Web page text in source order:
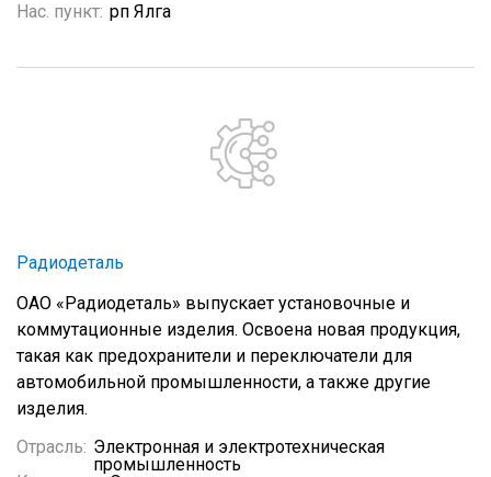
Нас. пункт: рп Ялга
Радиодеталь
ОАО «Радиодеталь» выпускает установочные и
коммутационные изделия. Освоена новая продукция,
такая как предохранители и переключатели для
автомобильной промышленности, а также другие
изделия.
Отрасль: Электронная и электротехническая
промышленность